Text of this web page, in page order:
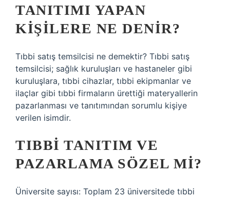
TANITIMI YAPAN
KIŞILERE NE DENIR?
Tıbbi satış temsilcisi ne demektir? Tıbbi satış
temsilcisi; sağlık kuruluşları ve hastaneler gibi
kuruluşlara, tıbbi cihazlar, tıbbi ekipmanlar ve
ilaçlar gibi tıbbi firmaların ürettiği materyallerin
pazarlanması ve tanıtımından sorumlu kişiye
verilen isimdir.
TIBBI TANITIM VE
PAZARLAMA SÖZEL MI?
Üniversite sayısı: Toplam 23 üniversitede tıbbi